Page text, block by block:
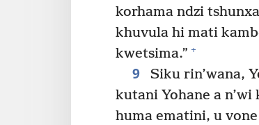
korhama ndzi
khuvula hi mati
kwetsima.” +
9
Siku rin’wana,
kutani Yohane a n’wi
huma ematini, u